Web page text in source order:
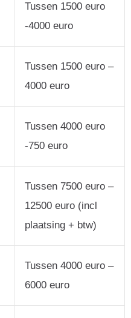
Tussen 1500 euro
-4000 euro
Tussen 1500 euro –
4000 euro
Tussen 4000 euro
-750 euro
Tussen 7500 euro –
12500 euro (incl
plaatsing + btw)
Tussen 4000 euro –
6000 euro